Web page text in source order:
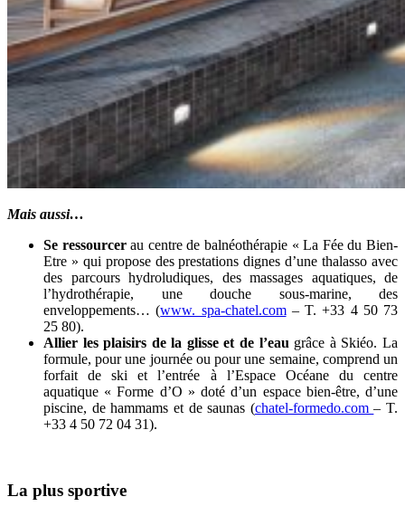
Mais aussi…
Se ressourcerau centre de balnéothérapie « La Fée du Bien-
Etre » qui propose des prestations dignes d’une thalasso avec
des parcours hydroludiques, des massages aquatiques, de
l’hydrothérapie, une douche sous-marine, des
enveloppements… (www. spa-chatel.com– T. +33 4 50 73
25 80).
Allier les plaisirs de la glisse et de l’eau grâce à Skiéo. La
formule, pour une journée ou pour une semaine, comprend un
forfait de ski et l’entrée à l’Espace Océane du centre
aquatique « Forme d’O » doté d’un espace bien-être, d’une
piscine, de hammams et de saunas (chatel-formedo.com– T.
+33 4 50 72 04 31).
La plus sportive